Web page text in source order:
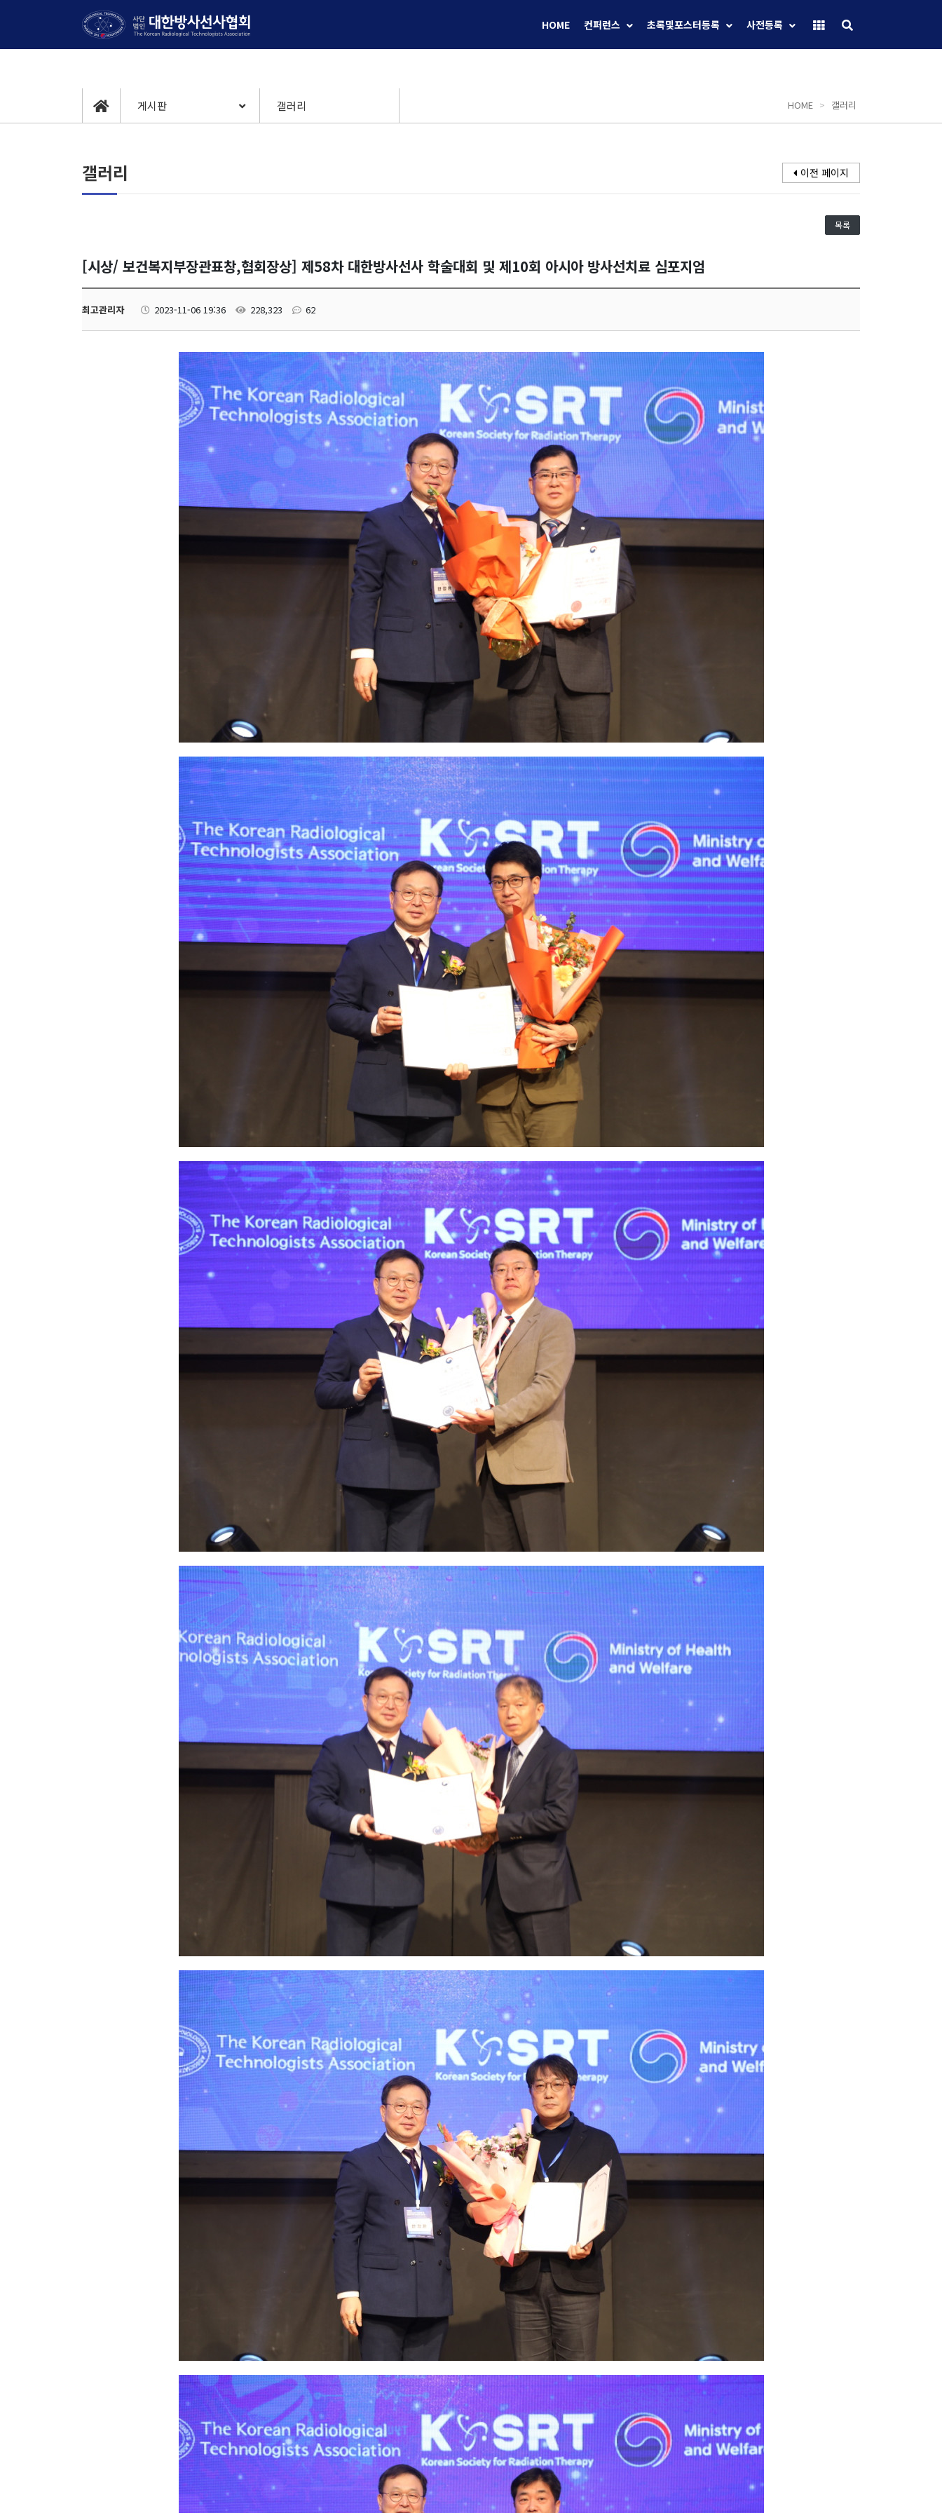
HOME 컨퍼런스 초록및포스터등록 사전등록
게시판 갤러리 HOME > 갤러리
갤러리 이전 페이지
목록
[시상/ 보건복지부장관표창,협회장상] 제58차 대한방사선사 학술대회 및 제10회 아시아 방사선치료 심포지엄
최고관리자 2023-11-06 19:36 228,323 62